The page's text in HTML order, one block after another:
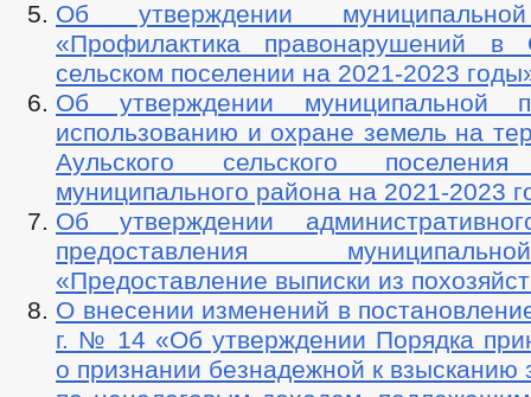
Об утверждении
«Профилактика правонарушений в
сельском поселении на 2021-2023
Об утверждении муниципальной
использованию и охране земель на
Аульского сельского поселения
муниципального района на 2021-2023
Об утверждении
предоставления
«Предоставление выписки из
О внесении изменений в
г. № 14 «Об утверждении Порядка
о признании безнадежной к взысканию